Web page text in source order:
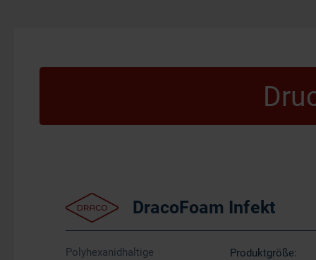
DracoFoam Infekt
Polyhexanidhaltige
Produktgröße: